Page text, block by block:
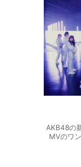
AKB48の
MVのワ